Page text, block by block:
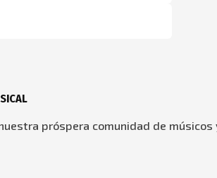
próspera comunidad de